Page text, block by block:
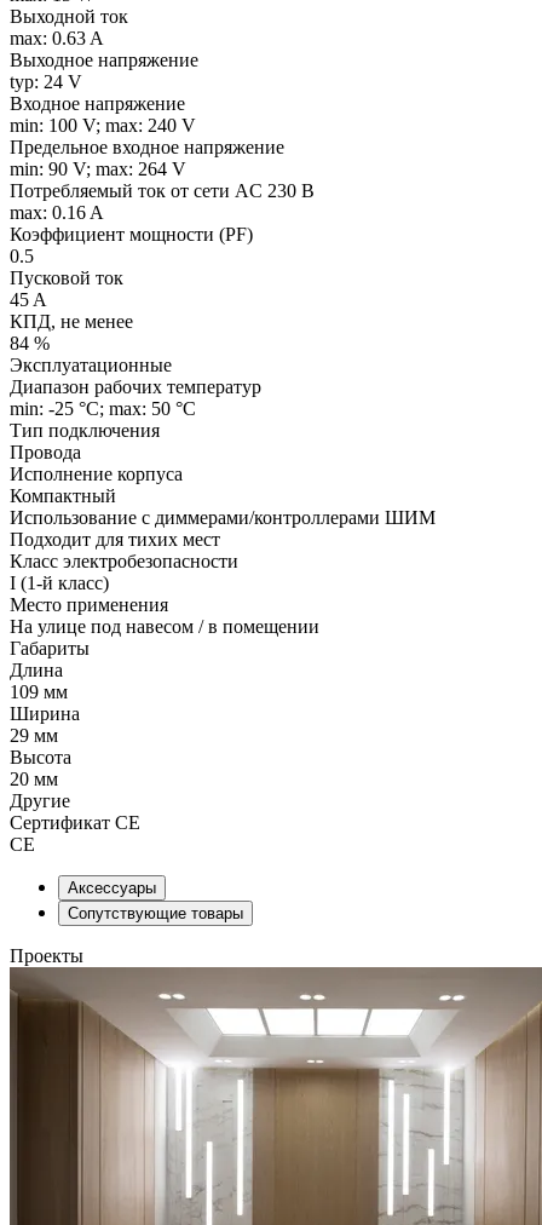
Выходной ток
max: 0.63 A
Выходное напряжение
typ: 24 V
Входное напряжение
min: 100 V; max: 240 V
Предельное входное напряжение
min: 90 V; max: 264 V
Потребляемый ток от сети AC 230 В
max: 0.16 A
Коэффициент мощности (PF)
0.5
Пусковой ток
45 A
КПД, не менее
84 %
Эксплуатационные
Диапазон рабочих температур
min: -25 °C; max: 50 °C
Тип подключения
Провода
Исполнение корпуса
Компактный
Использование с диммерами/контроллерами ШИМ
Подходит для тихих мест
Класс электробезопасности
I (1-й класс)
Место применения
На улице под навесом / в помещении
Габариты
Длина
109 мм
Ширина
29 мм
Высота
20 мм
Другие
Сертификат CE
СЕ
Аксессуары
Сопутствующие товары
Проекты